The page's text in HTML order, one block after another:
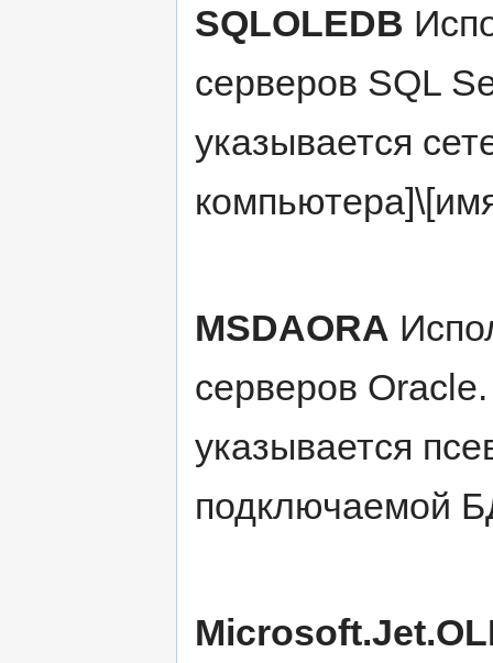
SQLOLEDB
серверов SQL
указывается
MSDAORA
серверов
указывается
подключаемой